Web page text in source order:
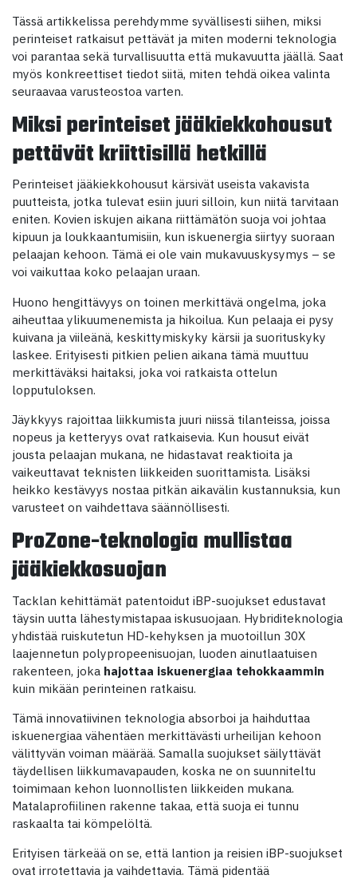
Tässä artikkelissa perehdymme syvällisesti siihen, miksi
perinteiset ratkaisut pettävät ja miten moderni teknologia
voi parantaa sekä turvallisuutta että mukavuutta jäällä. Saat
myös konkreettiset tiedot siitä, miten tehdä oikea valinta
seuraavaa varusteostoa varten.
Miksi perinteiset jääkiekkohousut
pettävät kriittisillä hetkillä
Perinteiset jääkiekkohousut kärsivät useista vakavista
puutteista, jotka tulevat esiin juuri silloin, kun niitä tarvitaan
eniten. Kovien iskujen aikana riittämätön suoja voi johtaa
kipuun ja loukkaantumisiin, kun iskuenergia siirtyy suoraan
pelaajan kehoon. Tämä ei ole vain mukavuuskysymys – se
voi vaikuttaa koko pelaajan uraan.
Huono hengittävyys on toinen merkittävä ongelma, joka
aiheuttaa ylikuumenemista ja hikoilua. Kun pelaaja ei pysy
kuivana ja viileänä, keskittymiskyky kärsii ja suorituskyky
laskee. Erityisesti pitkien pelien aikana tämä muuttuu
merkittäväksi haitaksi, joka voi ratkaista ottelun
lopputuloksen.
Jäykkyys rajoittaa liikkumista juuri niissä tilanteissa, joissa
nopeus ja ketteryys ovat ratkaisevia. Kun housut eivät
jousta pelaajan mukana, ne hidastavat reaktioita ja
vaikeuttavat teknisten liikkeiden suorittamista. Lisäksi
heikko kestävyys nostaa pitkän aikavälin kustannuksia, kun
varusteet on vaihdettava säännöllisesti.
ProZone-teknologia mullistaa
jääkiekkosuojan
Tacklan kehittämät patentoidut iBP-suojukset edustavat
täysin uutta lähestymistapaa iskusuojaan. Hybriditeknologia
yhdistää ruiskutetun HD-kehyksen ja muotoillun 30X
laajennetun polypropeenisuojan, luoden ainutlaatuisen
rakenteen, joka hajottaa iskuenergiaa tehokkaammin
kuin mikään perinteinen ratkaisu.
Tämä innovatiivinen teknologia absorboi ja haihduttaa
iskuenergiaa vähentäen merkittävästi urheilijan kehoon
välittyvän voiman määrää. Samalla suojukset säilyttävät
täydellisen liikkumavapauden, koska ne on suunniteltu
toimimaan kehon luonnollisten liikkeiden mukana.
Matalaprofiilinen rakenne takaa, että suoja ei tunnu
raskaalta tai kömpelöltä.
Erityisen tärkeää on se, että lantion ja reisien iBP-suojukset
ovat irrotettavia ja vaihdettavia. Tämä pidentää